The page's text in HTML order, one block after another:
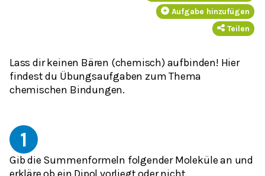
Aufgabe hinzufügen
Teilen
Lass dir keinen Bären (chemisch) aufbinden! Hier
findest du Übungsaufgaben zum Thema
chemischen Bindungen.
1
Gib die Summenformeln folgender Moleküle an und